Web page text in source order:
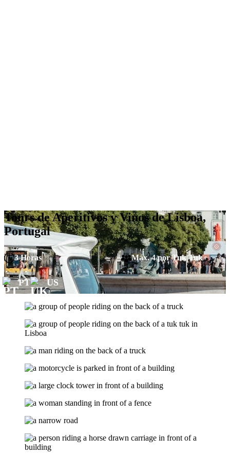
Tours de Aperitivos y Vinos de Lisboa,
Portugal
3 Horas Máx. 4 por Tuk Tuk
PT US